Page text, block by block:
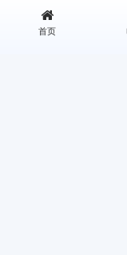
修设计师、拥有 20 +
房户型特点、水电改
首页